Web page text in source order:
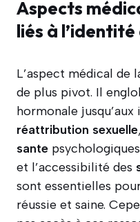
Aspects
liés à
L’aspect médical de
de plus pivot. Il
hormonale
réattribution sexuelle
sante
et l’accessibilité des
sont essentielles
réussie et saine.